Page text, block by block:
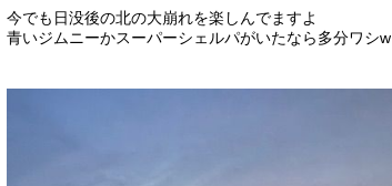
今でも日没後の北の大崩れを楽しんでますよ
青いジムニーかスーパーシェルパがいたなら多分ワシw